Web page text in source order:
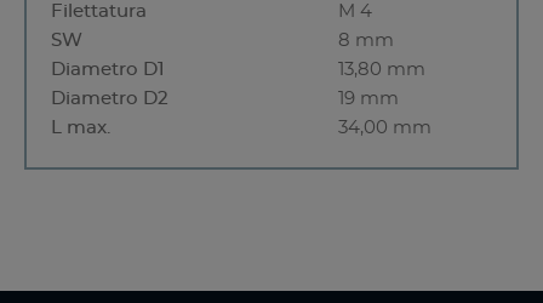
Filettatura
M 4
SW
8 mm
Diametro D1
13,80 mm
Diametro D2
19 mm
L max.
34,00 mm